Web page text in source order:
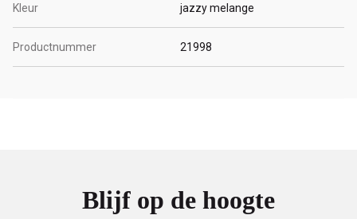
Kleur jazzy melange
Productnummer 21998
Blijf op de hoogte